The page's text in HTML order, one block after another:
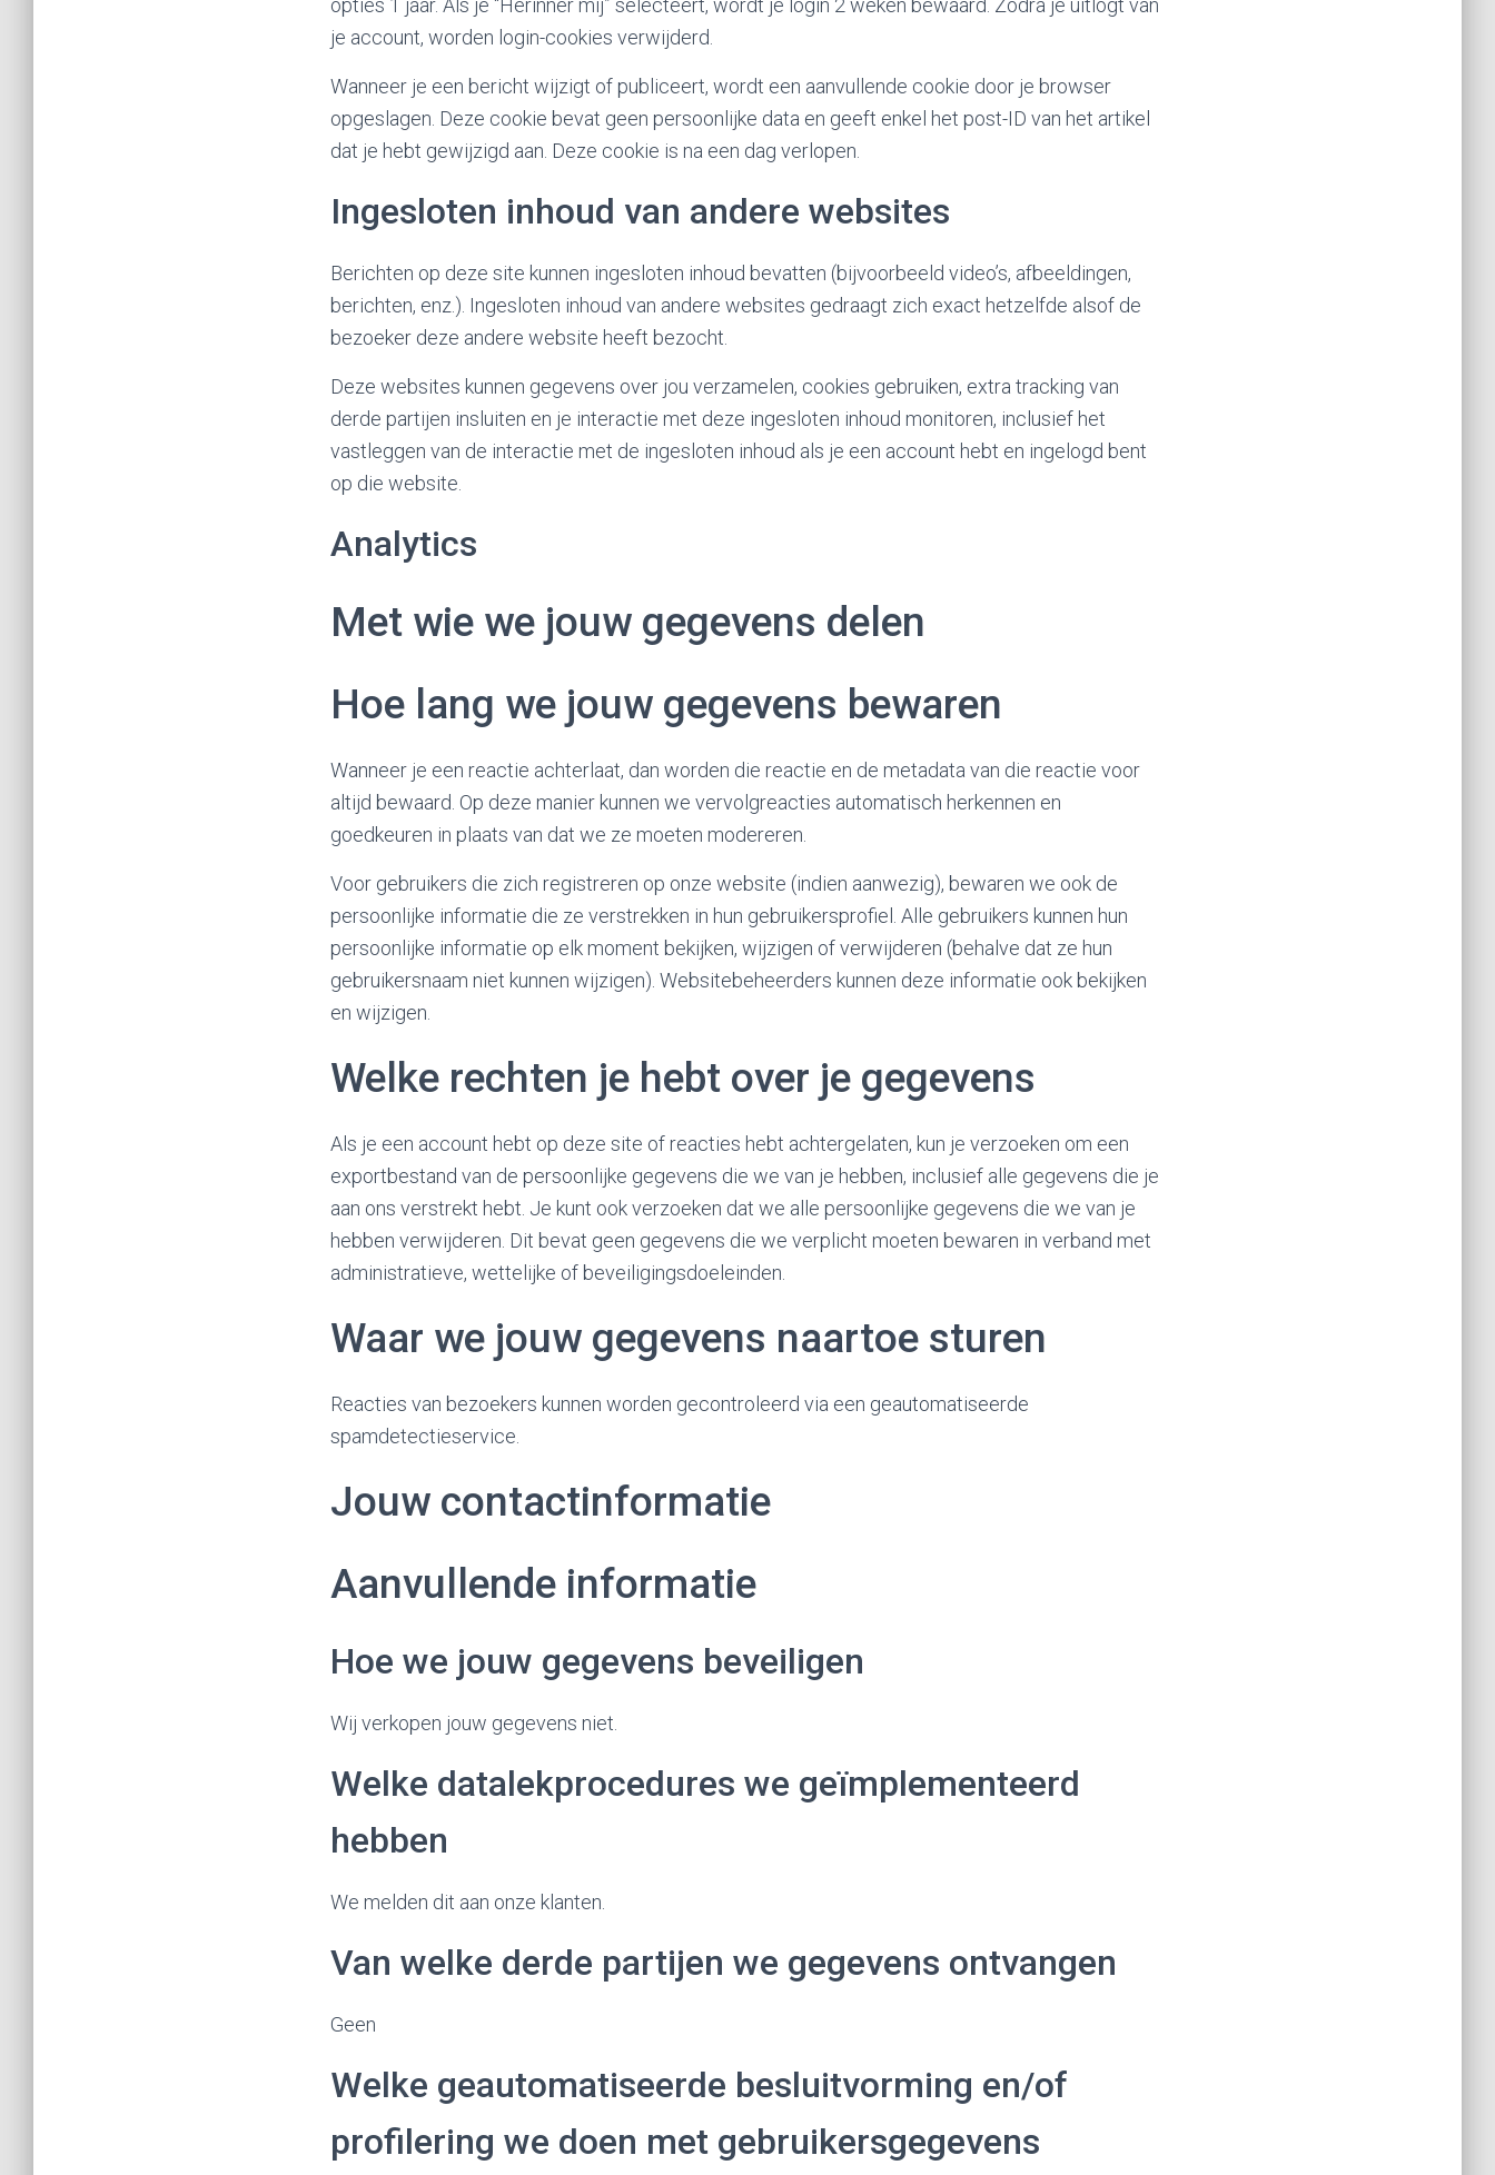
opties 1 jaar. Als je “Herinner mij” selecteert, wordt je login 2 weken bewaard. Zodra je uitlogt van
je account, worden login-cookies verwijderd.
Wanneer je een bericht wijzigt of publiceert, wordt een aanvullende cookie door je browser
opgeslagen. Deze cookie bevat geen persoonlijke data en geeft enkel het post-ID van het artikel
dat je hebt gewijzigd aan. Deze cookie is na een dag verlopen.
Ingesloten inhoud van andere websites
Berichten op deze site kunnen ingesloten inhoud bevatten (bijvoorbeeld video’s, afbeeldingen,
berichten, enz.). Ingesloten inhoud van andere websites gedraagt zich exact hetzelfde alsof de
bezoeker deze andere website heeft bezocht.
Deze websites kunnen gegevens over jou verzamelen, cookies gebruiken, extra tracking van
derde partijen insluiten en je interactie met deze ingesloten inhoud monitoren, inclusief het
vastleggen van de interactie met de ingesloten inhoud als je een account hebt en ingelogd bent
op die website.
Analytics
Met wie we jouw gegevens delen
Hoe lang we jouw gegevens bewaren
Wanneer je een reactie achterlaat, dan worden die reactie en de metadata van die reactie voor
altijd bewaard. Op deze manier kunnen we vervolgreacties automatisch herkennen en
goedkeuren in plaats van dat we ze moeten modereren.
Voor gebruikers die zich registreren op onze website (indien aanwezig), bewaren we ook de
persoonlijke informatie die ze verstrekken in hun gebruikersprofiel. Alle gebruikers kunnen hun
persoonlijke informatie op elk moment bekijken, wijzigen of verwijderen (behalve dat ze hun
gebruikersnaam niet kunnen wijzigen). Websitebeheerders kunnen deze informatie ook bekijken
en wijzigen.
Welke rechten je hebt over je gegevens
Als je een account hebt op deze site of reacties hebt achtergelaten, kun je verzoeken om een
exportbestand van de persoonlijke gegevens die we van je hebben, inclusief alle gegevens die je
aan ons verstrekt hebt. Je kunt ook verzoeken dat we alle persoonlijke gegevens die we van je
hebben verwijderen. Dit bevat geen gegevens die we verplicht moeten bewaren in verband met
administratieve, wettelijke of beveiligingsdoeleinden.
Waar we jouw gegevens naartoe sturen
Reacties van bezoekers kunnen worden gecontroleerd via een geautomatiseerde
spamdetectieservice.
Jouw contactinformatie
Aanvullende informatie
Hoe we jouw gegevens beveiligen
Wij verkopen jouw gegevens niet.
Welke datalekprocedures we geïmplementeerd
hebben
We melden dit aan onze klanten.
Van welke derde partijen we gegevens ontvangen
Geen
Welke geautomatiseerde besluitvorming en/of
profilering we doen met gebruikersgegevens